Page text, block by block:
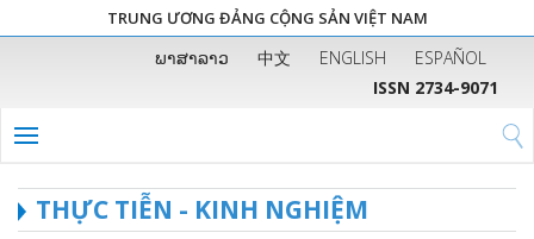
TRUNG ƯƠNG ĐẢNG CỘNG SẢN VIỆT NAM
ພາສາລາວ 中文 ENGLISH
ESPAÑOL
ISSN 2734-9071
THỰC TIỄN - KINH NGHIỆM